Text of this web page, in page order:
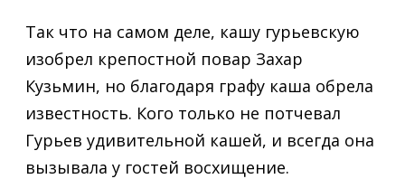
Так что на самом деле, кашу гурьевскую
изобрел крепостной повар Захар
Кузьмин, но благодаря графу каша обрела
известность. Кого только не потчевал
Гурьев удивительной кашей, и всегда она
вызывала у гостей восхищение.